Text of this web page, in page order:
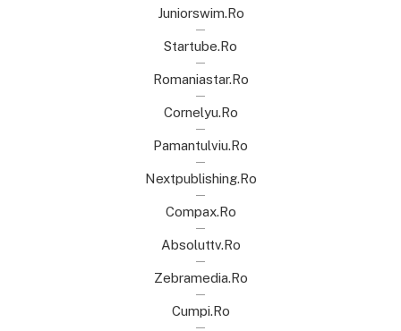
Juniorswim.ro
Startube.ro
Romaniastar.ro
Cornelyu.ro
Pamantulviu.ro
Nextpublishing.ro
Compax.ro
Absoluttv.ro
Zebramedia.ro
Cumpi.ro